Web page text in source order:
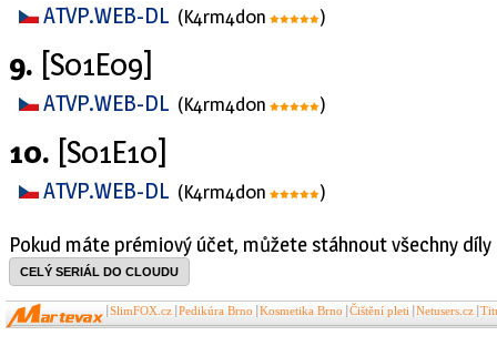
ATVP.WEB-DL (K4rm4d0n )
9. [S01E09]
ATVP.WEB-DL (K4rm4d0n )
10. [S01E10]
ATVP.WEB-DL (K4rm4d0n )
Pokud máte prémiový účet, můžete stáhnout všechny díly
CELÝ SERIÁL DO CLOUDU
SlimFOX.cz Pedikúra Brno Kosmetika Brno Čištění pleti Netusers.cz